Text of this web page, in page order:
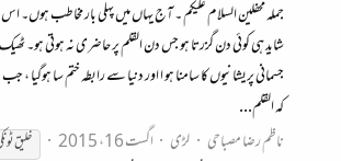
جملہ محفلین السلام علیکم ۔ آج یہاں میں پہلی بار مخاطب ہوں۔
شاید ہی کوئی دن گزرتا ہو جس دن القلم پر حاضری نہ ہوتی ہو۔
جسمانی پریشانیوں کا سامنا ہو ا اور دنیا سے رابطہ ختم سا ہوگیا ، جب
کہ القلم...
ناظم رضا مصباحی
لڑی اگست 16، 2015 خلیق